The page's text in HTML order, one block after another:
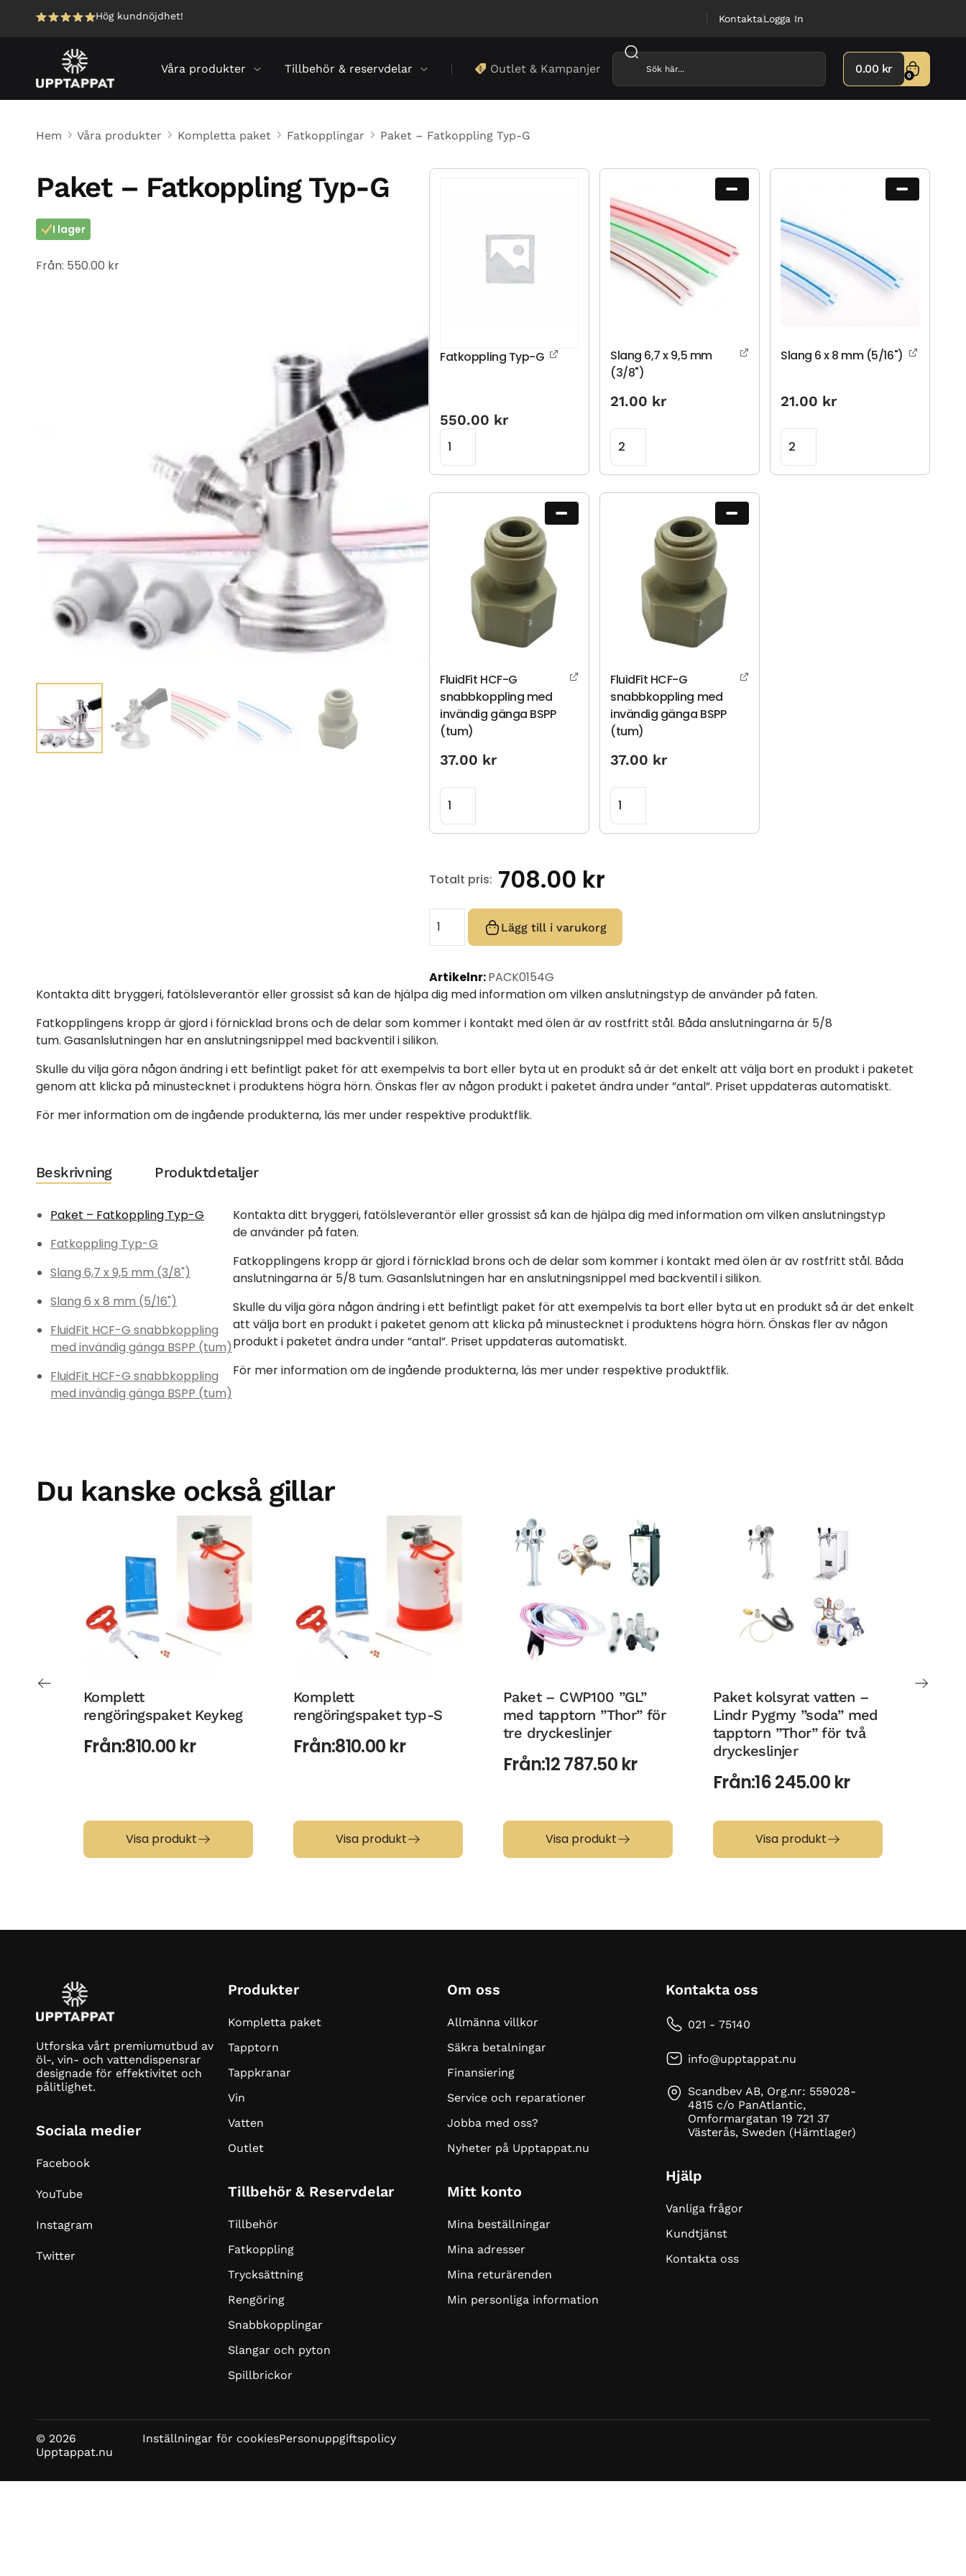
Hög kundnöjdhet! KontaktaLogga In
Våra produkter Tillbehör & reservdelar Outlet & Kampanjer 0.00 kr 0
Hem Våra produkter Kompletta paket Fatkopplingar Paket – Fatkoppling Typ-G
Paket – Fatkoppling Typ-G
I lager
Från: 550.00 kr
Fatkoppling Typ-G
550.00 kr
Slang 6,7 x 9,5 mm
(3/8")
21.00 kr
Slang 6 x 8 mm (5/16")
21.00 kr
FluidFit HCF-G
snabbkoppling med
invändig gänga BSPP
(tum)
37.00 kr
FluidFit HCF-G
snabbkoppling med
invändig gänga BSPP
(tum)
37.00 kr
708.00 kr
Totalt pris:
Lägg till i varukorg
Artikelnr:PACK0154G
Kontakta ditt bryggeri, fatölsleverantör eller grossist så kan de hjälpa dig med information om vilken anslutningstyp de använder på faten.
Fatkopplingens kropp är gjord i förnicklad brons och de delar som kommer i kontakt med ölen är av rostfritt stål. Båda anslutningarna är 5/8
tum. Gasanlslutningen har en anslutningsnippel med backventil i silikon.
Skulle du vilja göra någon ändring i ett befintligt paket för att exempelvis ta bort eller byta ut en produkt så är det enkelt att välja bort en produkt i paketet
genom att klicka på minustecknet i produktens högra hörn. Önskas fler av någon produkt i paketet ändra under ”antal”. Priset uppdateras automatiskt.
För mer information om de ingående produkterna, läs mer under respektive produktflik.
Beskrivning Produktdetaljer
Paket – Fatkoppling Typ-G
Fatkoppling Typ-G
Slang 6,7 x 9,5 mm (3/8")
Slang 6 x 8 mm (5/16")
FluidFit HCF-G snabbkoppling
med invändig gänga BSPP (tum)
FluidFit HCF-G snabbkoppling
med invändig gänga BSPP (tum)
Kontakta ditt bryggeri, fatölsleverantör eller grossist så kan de hjälpa dig med information om vilken anslutningstyp
de använder på faten.
Fatkopplingens kropp är gjord i förnicklad brons och de delar som kommer i kontakt med ölen är av rostfritt stål. Båda
anslutningarna är 5/8 tum. Gasanlslutningen har en anslutningsnippel med backventil i silikon.
Skulle du vilja göra någon ändring i ett befintligt paket för att exempelvis ta bort eller byta ut en produkt så är det enkelt
att välja bort en produkt i paketet genom att klicka på minustecknet i produktens högra hörn. Önskas fler av någon
produkt i paketet ändra under ”antal”. Priset uppdateras automatiskt.
För mer information om de ingående produkterna, läs mer under respektive produktflik.
Du kanske också gillar
Komplett
rengöringspaket Keykeg
Från:810.00 kr
Visa produkt
Komplett
rengöringspaket typ-S
Från:810.00 kr
Visa produkt
Paket – CWP100 ”GL”
med tapptorn ”Thor” för
tre dryckeslinjer
Från:12 787.50 kr
Visa produkt
Paket kolsyrat vatten –
Lindr Pygmy ”soda” med
tapptorn ”Thor” för två
dryckeslinjer
Från:16 245.00 kr
Visa produkt
Utforska vårt premiumutbud av
öl-, vin- och vattendispensrar
designade för effektivitet och
pålitlighet.
Sociala medier
Facebook
YouTube
Instagram
Twitter
Produkter
Kompletta paket
Tapptorn
Tappkranar
Vin
Vatten
Outlet
Tillbehör & Reservdelar
Tillbehör
Fatkoppling
Trycksättning
Rengöring
Snabbkopplingar
Slangar och pyton
Spillbrickor
Om oss
Allmänna villkor
Säkra betalningar
Finansiering
Service och reparationer
Jobba med oss?
Nyheter på Upptappat.nu
Mitt konto
Mina beställningar
Mina adresser
Mina returärenden
Min personliga information
Kontakta oss
021 - 75140
info@upptappat.nu
Scandbev AB, Org.nr: 559028-
4815 c/o PanAtlantic,
Omformargatan 19 721 37
Västerås, Sweden (Hämtlager)
Hjälp
Vanliga frågor
Kundtjänst
Kontakta oss
© 2026
Upptappat.nu
Inställningar för cookiesPersonuppgiftspolicy